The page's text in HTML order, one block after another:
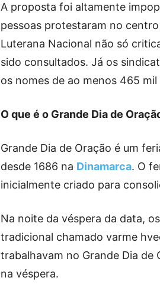
A proposta foi altamente
pessoas protestaram no
Luterana Nacional não só
sido consultados. Já os
os nomes de ao menos 465
O que é o Grande Dia de
Grande Dia de Oração é um
desde 1686 na Dinamarca. O
inicialmente criado para
Na noite da véspera da data,
tradicional chamado varme
trabalhavam no Grande Dia de
na véspera.